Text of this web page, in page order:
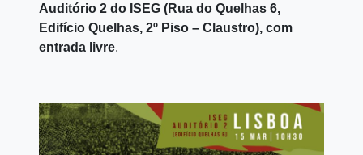
Auditório 2 do ISEG (Rua do Quelhas 6,
Edifício Quelhas, 2º Piso – Claustro), com
entrada livre.